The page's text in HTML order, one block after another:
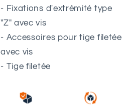
- Fixations d'extrémité type
"Z" avec vis
- Accessoires pour tige filetée
avec vis
- Tige filetée